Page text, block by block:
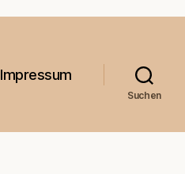
Impressum
Suchen